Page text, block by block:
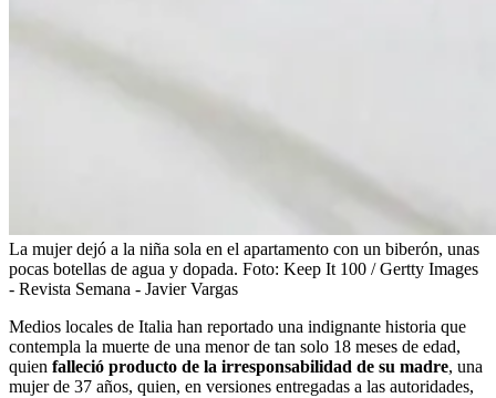
La mujer dejó a la niña sola en el apartamento con un biberón, unas
pocas botellas de agua y dopada. Foto: Keep It 100 / Gertty Images
- Revista Semana - Javier Vargas
Medios locales de Italia han reportado una indignante historia que
contempla la muerte de una menor de tan solo 18 meses de edad,
quien falleció producto de la irresponsabilidad de su madre, una
mujer de 37 años, quien, en versiones entregadas a las autoridades,